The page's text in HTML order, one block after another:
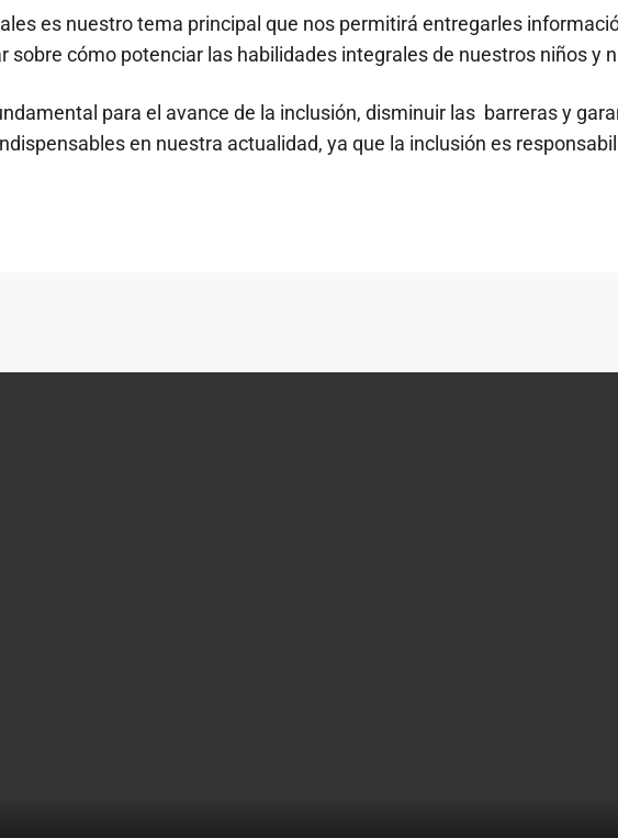
es nuestro tema principal que nos permitirá entregarles
sobre cómo potenciar las habilidades integrales de nuestros niños y
para el avance de la inclusión, disminuir las barreras y
en nuestra actualidad, ya que la inclusión es